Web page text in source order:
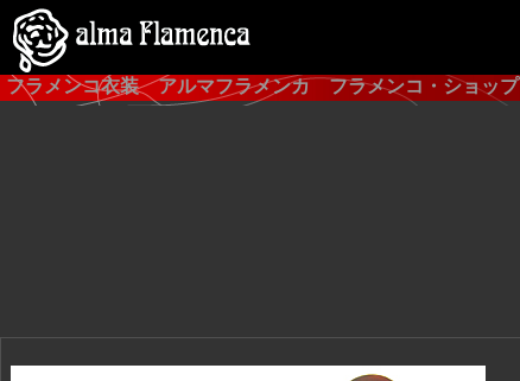
フラメンコ衣装 アルマフラメンカ フラメンコ・ショップ